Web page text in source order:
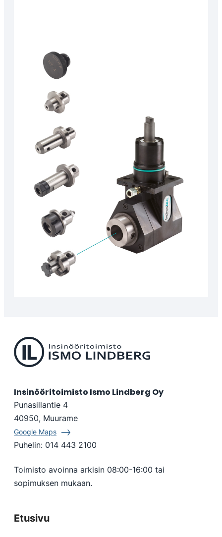
Insinööritoimisto Ismo Lindberg Oy
Punasillantie 4
40950, Muurame
Google Maps
Puhelin: 014 443 2100
Toimisto avoinna arkisin 08:00-16:00 tai
sopimuksen mukaan.
Etusivu